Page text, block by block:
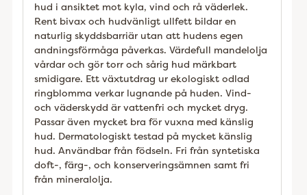
hud i ansiktet mot kyla, vind och rå väderlek.
Rent bivax och hudvänligt ullfett bildar en
naturlig skyddsbarriär utan att hudens egen
andningsförmåga påverkas. Värdefull mandelolja
vårdar och gör torr och sårig hud märkbart
smidigare. Ett växtutdrag ur ekologiskt odlad
ringblomma verkar lugnande på huden. Vind-
och väderskydd är vattenfri och mycket dryg.
Passar även mycket bra för vuxna med känslig
hud. Dermatologiskt testad på mycket känslig
hud. Användbar från födseln. Fri från syntetiska
doft-, färg-, och konserveringsämnen samt fri
från mineralolja.